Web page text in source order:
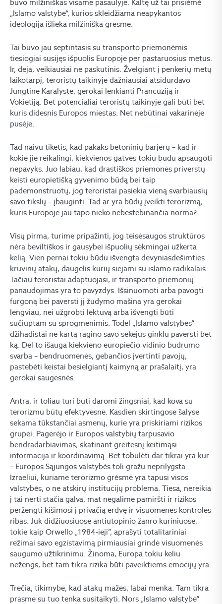
buvo milžiniškas visame pasaulyje. Kaltę už tai prisiėmė
„Islamo valstybė“, kurios skleidžiama neapykantos
ideologija išlieka milžiniška grėsme.
Tai buvo jau septintasis su transporto priemonėmis
tiesiogiai susijęs išpuolis Europoje per pastaruosius metus.
Ir, deja, veikiausiai ne paskutinis. Žvelgiant į penkerių metų
laikotarpį, teroristų taikinyje dažniausiai atsidurdavo
Jungtinė Karalystė, gerokai lenkianti Prancūziją ir
Vokietiją. Bet potencialiai teroristų taikinyje gali būti bet
kuris didesnis Europos miestas. Net nebūtinai vakarinėje
pusėje.
Tad naivu tikėtis, kad pakaks betoninių barjerų – kad ir
kokie jie reikalingi, kiekvienos gatvės tokiu būdu apsaugoti
nepavyks. Juo labiau, kad drastiškos priemonės priverstų
keisti europietišką gyvenimo būdą bei taip
pademonstruotų, jog teroristai pasiekia vieną svarbiausių
savo tikslų – įbauginti. Tad ar yra būdų įveikti terorizmą,
kuris Europoje jau tapo nieko nebestebinančia norma?
Visų pirma, turime pripažinti, jog teisėsaugos struktūros
nėra beviltiškos ir gausybei išpuolių sėkmingai užkerta
kelią. Vien pernai tokiu būdu išvengta devyniasdešimties
kruvinų atakų, daugelis kurių siejami su islamo radikalais.
Tačiau teroristai adaptuojasi, ir transporto priemonių
panaudojimas yra to pavyzdys. Išsinuomoti arba pavogti
furgoną bei paversti jį žudymo mašina yra gerokai
lengviau, nei užgrobti lėktuvą arba išvengti būti
sučiuptam su sprogmenimis. Todėl „Islamo valstybės“
džihadistai ne kartą ragino savo sekėjus ginklu paversti bet
ką. Dėl to išauga kiekvieno europiečio vidinio budrumo
svarba – bendruomenės, gebančios įvertinti pavojų,
pastebėti keistai besielgiantį kaimyną ar prašalaitį, yra
gerokai saugesnės.
Antra, ir toliau turi būti daromi žingsniai, kad kova su
terorizmu būtų efektyvesnė. Kasdien skirtingose šalyse
sekama tūkstančiai asmenų, kurie yra priskiriami rizikos
grupei. Pagerėjo ir Europos valstybių tarpusavio
bendradarbiavimas, skatinant greitesnį keitimąsi
informacija ir koordinavimą. Bet tobulėti dar tikrai yra kur
– Europos Sąjungos valstybės toli gražu neprilygsta
Izraeliui, kuriame terorizmo grėsmė yra tapusi visos
valstybės, o ne atskirų institucijų problema. Tiesa, nereikia
į tai nerti stačia galva, mat negalime pamiršti ir rizikos
peržengti kišimosi į privačią erdvę ir visuomenės kontrolės
ribas. Juk didžiuosiuose antiutopinio žanro kūriniuose,
tokie kaip Orwello „1984-ieji”, aprašyti totalitariniai
režimai savo egzistavimą pirmiausiai grindė visuomenės
saugumo užtikrinimu. Žinoma, Europa tokiu keliu
nežengs, bet tam tikra rizika būti paveiktiems emocijų yra.
Trečia, tikimybė, kad atakų mažės, labai menka. Tam tikra
prasme su tuo tenka susitaikyti. Nors „Islamo valstybė“